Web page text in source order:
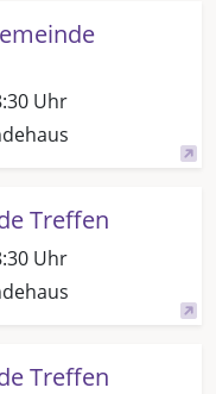
Uhr
Treffen
Uhr
Treffen